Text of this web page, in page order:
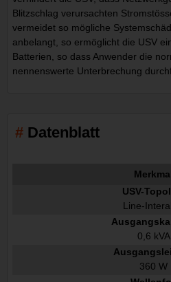
Blitzschlag verursachten
vermeidet so mögliche
anbelangt, so ermöglicht die USV
Batterien, so dass Anwender die
nennenswerte Unterbrechung
Datenblatt
USV-
Line-
0,6 kVA
360 W